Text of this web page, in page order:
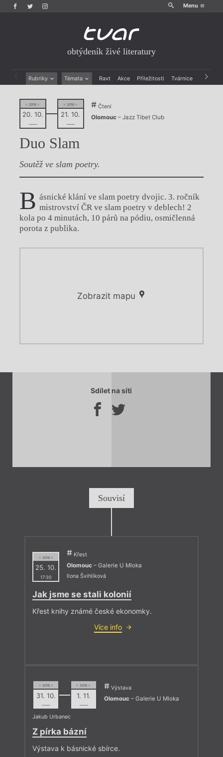
Menu
obtýdeník živé literatury
Rubriky Témata Ravt Akce Příležitosti Tvárnice Archiv
Drobná publicistika
Esejistika
Recenze a reflexe
Rozhovory
Právě vychází
Mauzoleum
Divadlo
Dokument
= 2016 =
20. 10.
––––
= 2016 =
21. 10.
––––
Čtení
Olomouc– Jazz Tibet Club
Duo Slam
Soutěž ve slam poetry.
B ásnické klání ve slam poetry dvojic. 3. ročník
mistrovství ČR ve slam poetry v deblech! 2
kola po 4 minutách, 10 párů na pódiu, osmičlenná
porota z publika.
Zobrazit mapu
Načítá se.
Chviličku.
Načítá se.
Sdílet na síti
Souvisí
= 2016 =
25. 10.
17:30
Křest
Olomouc – Galerie U Mloka
Ilona Švihlíková
Jak jsme se stali kolonií
Křest knihy známé české ekonomky.
Více info
= 2016 =
31. 10.
––––
= 2016 =
1. 11.
––––
Výstava
Olomouc – Galerie U Mloka
Jakub Urbanec
Z pírka bázní
Výstava k básnické sbírce.